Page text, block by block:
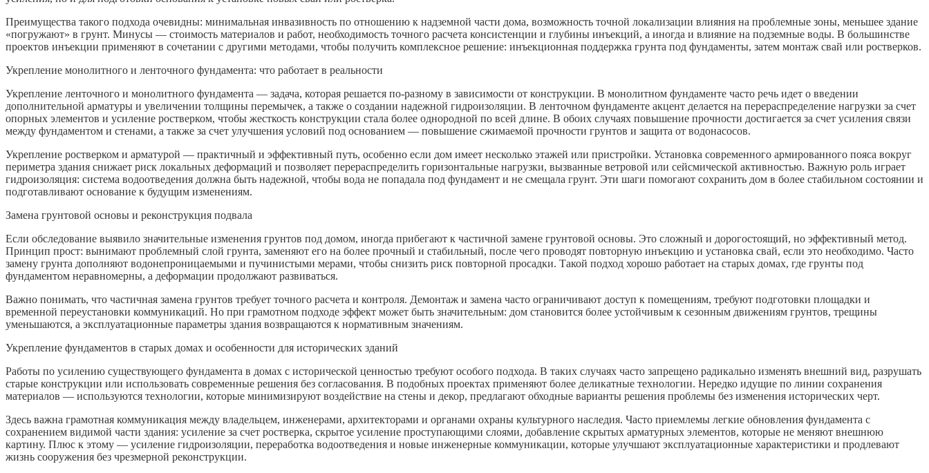
Преимущества такого подхода очевидны: минимальная инвазивность по отношению к надземной части дома, возможность точной локализации влияния на проблемные зоны, меньшее здание
«погружают» в грунт. Минусы — стоимость материалов и работ, необходимость точного расчета консистенции и глубины инъекций, а иногда и влияние на подземные воды. В большинстве
проектов инъекции применяют в сочетании с другими методами, чтобы получить комплексное решение: инъекционная поддержка грунта под фундаменты, затем монтаж свай или ростверков.
Укрепление монолитного и ленточного фундамента: что работает в реальности
Укрепление ленточного и монолитного фундамента — задача, которая решается по-разному в зависимости от конструкции. В монолитном фундаменте часто речь идет о введении
дополнительной арматуры и увеличении толщины перемычек, а также о создании надежной гидроизоляции. В ленточном фундаменте акцент делается на перераспределение нагрузки за счет
опорных элементов и усиление ростверком, чтобы жесткость конструкции стала более однородной по всей длине. В обоих случаях повышение прочности достигается за счет усиления связи
между фундаментом и стенами, а также за счет улучшения условий под основанием — повышение сжимаемой прочности грунтов и защита от водонасосов.
Укрепление ростверком и арматурой — практичный и эффективный путь, особенно если дом имеет несколько этажей или пристройки. Установка современного армированного пояса вокруг
периметра здания снижает риск локальных деформаций и позволяет перераспределить горизонтальные нагрузки, вызванные ветровой или сейсмической активностью. Важную роль играет
гидроизоляция: система водоотведения должна быть надежной, чтобы вода не попадала под фундамент и не смещала грунт. Эти шаги помогают сохранить дом в более стабильном состоянии и
подготавливают основание к будущим изменениям.
Замена грунтовой основы и реконструкция подвала
Если обследование выявило значительные изменения грунтов под домом, иногда прибегают к частичной замене грунтовой основы. Это сложный и дорогостоящий, но эффективный метод.
Принцип прост: вынимают проблемный слой грунта, заменяют его на более прочный и стабильный, после чего проводят повторную инъекцию и установка свай, если это необходимо. Часто
замену грунта дополняют водонепроницаемыми и пучинистыми мерами, чтобы снизить риск повторной просадки. Такой подход хорошо работает на старых домах, где грунты под
фундаментом неравномерны, а деформации продолжают развиваться.
Важно понимать, что частичная замена грунтов требует точного расчета и контроля. Демонтаж и замена часто ограничивают доступ к помещениям, требуют подготовки площадки и
временной переустановки коммуникаций. Но при грамотном подходе эффект может быть значительным: дом становится более устойчивым к сезонным движениям грунтов, трещины
уменьшаются, а эксплуатационные параметры здания возвращаются к нормативным значениям.
Укрепление фундаментов в старых домах и особенности для исторических зданий
Работы по усилению существующего фундамента в домах с исторической ценностью требуют особого подхода. В таких случаях часто запрещено радикально изменять внешний вид, разрушать
старые конструкции или использовать современные решения без согласования. В подобных проектах применяют более деликатные технологии. Нередко идущие по линии сохранения
материалов — используются технологии, которые минимизируют воздействие на стены и декор, предлагают обходные варианты решения проблемы без изменения исторических черт.
Здесь важна грамотная коммуникация между владельцем, инженерами, архитекторами и органами охраны культурного наследия. Часто приемлемы легкие обновления фундамента с
сохранением видимой части здания: усиление за счет ростверка, скрытое усиление проступающими слоями, добавление скрытых арматурных элементов, которые не меняют внешнюю
картину. Плюс к этому — усиление гидроизоляции, переработка водоотведения и новые инженерные коммуникации, которые улучшают эксплуатационные характеристики и продлевают
жизнь сооружения без чрезмерной реконструкции.